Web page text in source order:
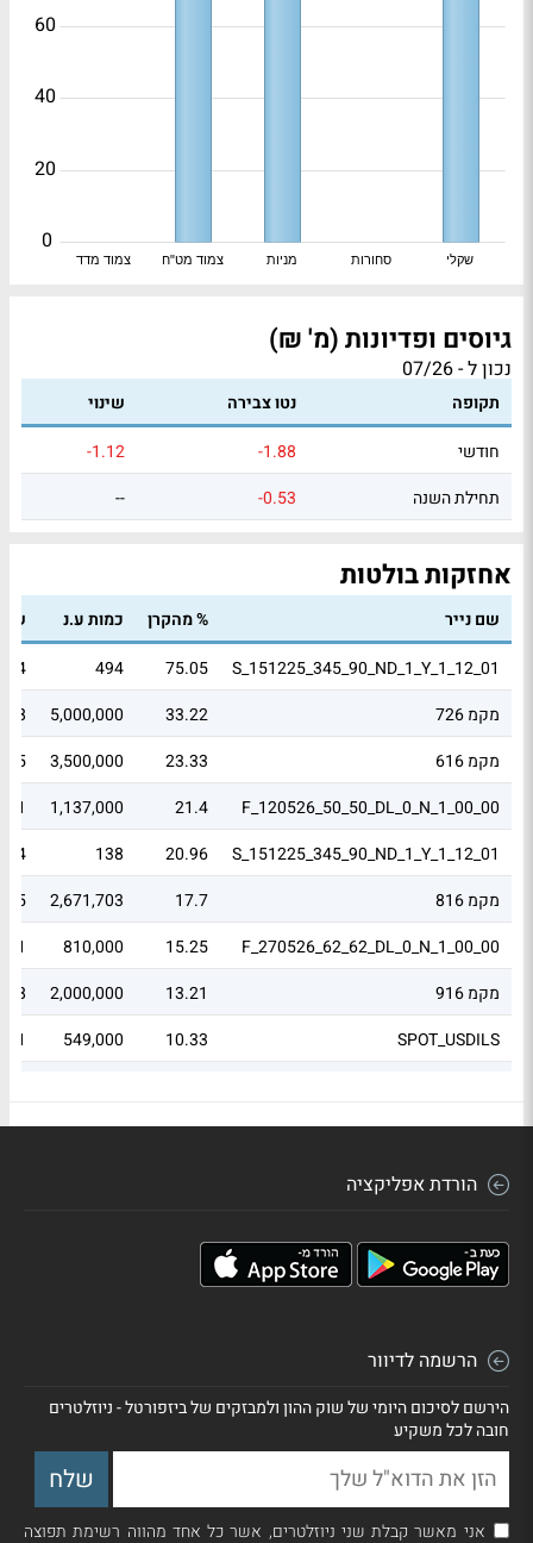
צמוד מדד צמוד מט"ח מניות סחורות שקלי
0
20
40
60
גיוסים ופדיונות (מ' ₪)
נכון ל - 07/26
תקופה נטו צבירה
שינוי
חודשי
-1.88
-1.12
תחילת השנה
-0.53
--
אחזקות בולטות
שם נייר % מהקרן כמות ע.נ
S_151225_345_90_ND_1_Y_1_12_01
75.05
494
מקמ 726
33.22
5,000,000
מקמ 616
23.33
3,500,000
3.5
F_120526_50_50_DL_0_N_1_00_00
21.4
1,137,000
S_151225_345_90_ND_1_Y_1_12_01
20.96
138
מקמ 816
17.7
2,671,703
F_270526_62_62_DL_0_N_1_00_00
15.25
810,000
מקמ 916
13.21
2,000,000
SPOT_USDILS
10.33
549,000
הורדת אפליקציה
הרשמה לדיוור
הירשם לסיכום היומי של שוק ההון ולמבזקים של ביזפורטל - ניוזלטרים
חובה לכל משקיע
אני מאשר קבלת שני ניוזלטרים, אשר כל אחד מהווה רשימת תפוצה